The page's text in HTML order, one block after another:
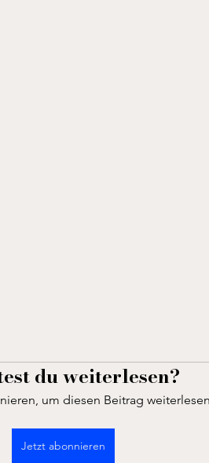
du weiterlesen?
um diesen Beitrag
Jetzt abonnieren